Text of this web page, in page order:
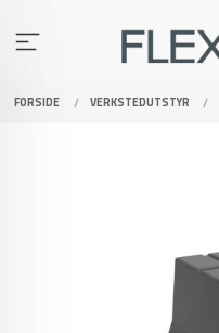
innholdet
FORSIDE VERKSTEDUTSTYR